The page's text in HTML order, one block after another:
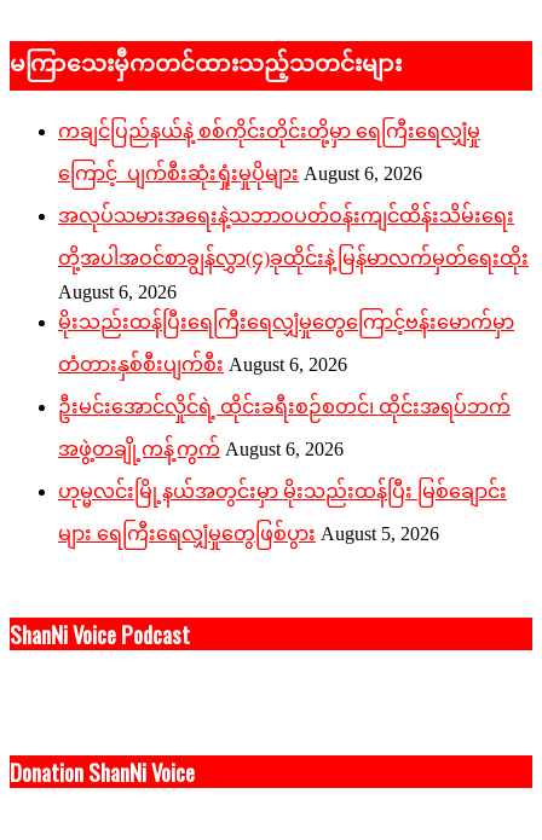
မကြာသေးမှီကတင်ထားသည့်သတင်းများ
ကချင်ပြည်နယ်နဲ့ စစ်ကိုင်းတိုင်းတို့မှာ ရေကြီးရေလျှံမှု
ကြောင့် ပျက်စီးဆုံးရှုံးမှုပိုများ August 6, 2026
အလုပ်သမားအရေးနဲ့သဘာဝပတ်ဝန်းကျင်ထိန်းသိမ်းရေး
တို့အပါအဝင်စာချွန်လွှာ(၄)ခုထိုင်းနဲ့မြန်မာလက်မှတ်ရေးထိုး
August 6, 2026
မိုးသည်းထန်ပြီးရေကြီးရေလျှံမှုတွေကြောင့်ဗန်းမောက်မှာ
တံတားနှစ်စီးပျက်စီး August 6, 2026
ဦးမင်းအောင်လှိုင်ရဲ့ ထိုင်းခရီးစဉ်စတင်၊ ထိုင်းအရပ်ဘက်
အဖွဲ့တချို့ကန့်ကွက် August 6, 2026
ဟုမ္မလင်းမြို့နယ်အတွင်းမှာ မိုးသည်းထန်ပြီး မြစ်ချောင်း
များ ရေကြီးရေလျှံမှုတွေဖြစ်ပွား August 5, 2026
ShanNi Voice Podcast
Donation ShanNi Voice